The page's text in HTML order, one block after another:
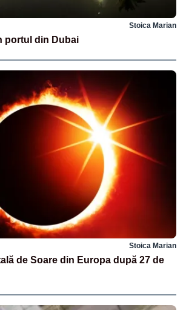
Stoica Marian
portul din Dubai
Stoica Marian
de Soare din Europa după 27 de